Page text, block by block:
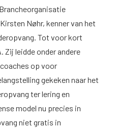
Nøhr, kenner van het
Tot voor kort
Zij leidde onder andere
op voor
gekeken naar het
ter lering en
model nu precies in
niet gratis in